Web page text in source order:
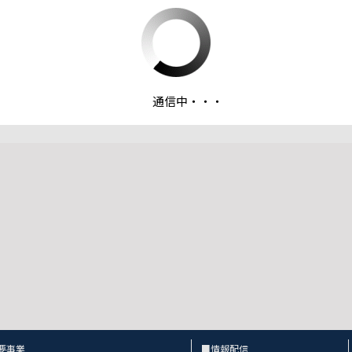
ファイルダウンロード
我が国の国別液化天然ガス輸入量
事業 ■情報配信
通信中・・・